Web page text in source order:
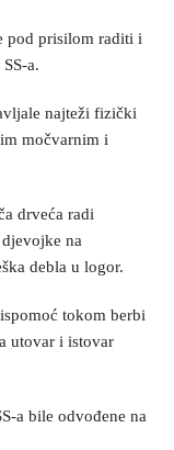
pod prisilom raditi i
a.
najteži fizički
močvarnim i
drveća radi
na
debla u logor.
tokom berbi
utovar i istovar
a bile odvođene na